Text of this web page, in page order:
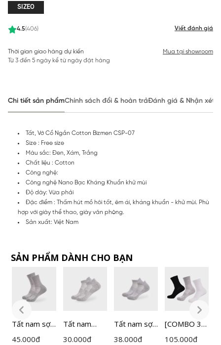
4.5(406) Viết đánh giá
SIZE0
Thời gian giao hàng dự kiến
Từ 3 đến 5 ngày kể từ ngày đặt hàng
Mua tại showroom
Chi tiết sản phẩmChính sách đổi & hoàn trảĐánh giá & Nhận xét
Tất, Vớ Cổ Ngắn Cotton Bizmen CSP-07
Size : Free size
Màu sắc: Đen, Xám, Trắng
Chất liệu : Cotton
Công nghệ:
Công nghệ Nano Bạc Kháng Khuẩn khử mùi
Độ dày: Vừa phải
Đặc điểm : Thấm hút mồ hôi tốt, êm ái, kháng khuẩn - khử mùi. Phù
hợp với giày thể thao, giày văn phòng.
Sản xuất: Việt Nam
SẢN PHẨM DÀNH CHO BẠN
Tất nam sợi
đệm xù
45.000đ
Tất nam
Active cố
30.000đ
Tất nam sợi
đệm xù
38.000đ
[COMBO 3
ĐÔI] Tất
105.000đ